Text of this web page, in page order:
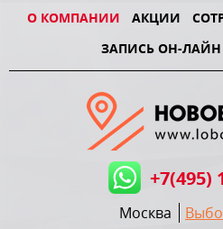
О КОМПАНИИ АКЦИИ
ЗАПИСЬ ОН-ЛАЙН
+7(495)
Москва